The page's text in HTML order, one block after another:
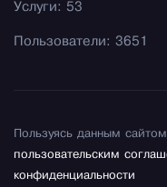
Услуги: 53
Пользователи: 3651
Пользуясь данным
пользовательским
конфиденциальности